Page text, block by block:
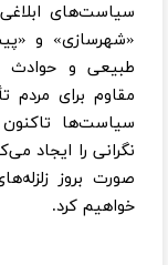
سیاست‌های
«شهرسازی» و
طبیعی و حوادث
مقاوم برای مردم
سیاست‌ها
نگرانی را ایجاد
صورت بروز
خواهیم کرد.